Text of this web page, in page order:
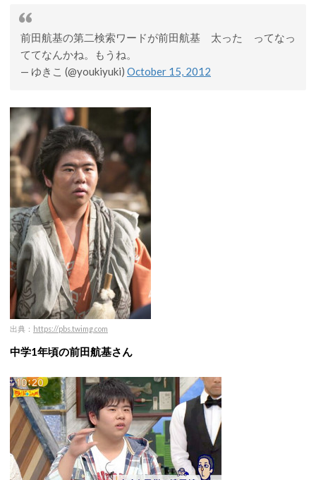
前田航基の第二検索ワードが前田航基 太った ってなっ
ててなんかね。もうね。
— ゆきこ (@youkiyuki) October 15, 2012
出典： https://pbs.twimg.com
中学1年頃の前田航基さん